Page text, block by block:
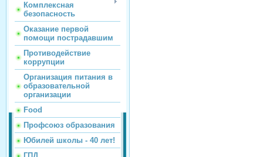
Комплексная
безопасность
Оказание первой
помощи пострадавшим
Противодействие
коррупции
Организация питания в
образовательной
организации
Food
Профсоюз образования
Юбилей школы - 40 лет!